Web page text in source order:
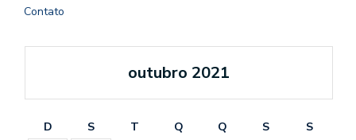
Contato
outubro 2021
D S T Q Q S
S